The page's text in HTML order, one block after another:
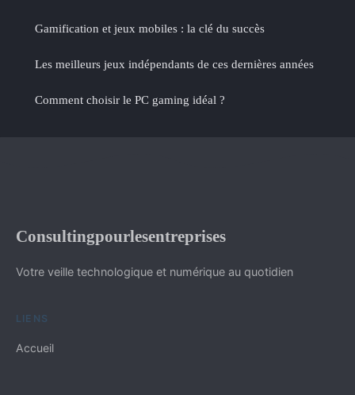
Gamification et jeux mobiles : la clé du succès
Les meilleurs jeux indépendants de ces dernières années
Comment choisir le PC gaming idéal ?
Consultingpourlesentreprises
Votre veille technologique et numérique au quotidien
LIENS
Accueil